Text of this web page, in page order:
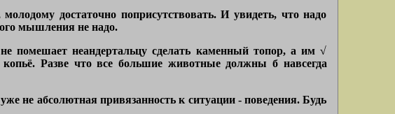
достаточно поприсутствовать. И увидеть, что надо
мышления не надо.
помешает неандертальцу сделать каменный топор, а им √
Разве что все большие животные должны б навсегда
не абсолютная привязанность к ситуации - поведения. Будь